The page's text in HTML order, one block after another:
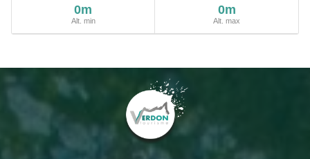
0m
Alt. min
0m
Alt. max